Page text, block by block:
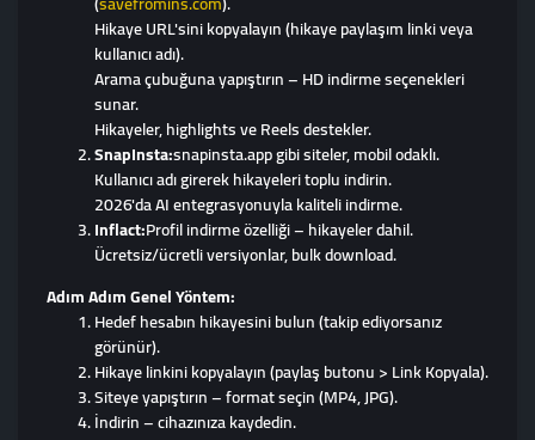
Hikaye URL'sini kopyalayın (hikaye paylaşım linki veya
kullanıcı adı).
Arama çubuğuna yapıştırın – HD indirme seçenekleri
sunar.
Hikayeler, highlights ve Reels destekler.
SnapInsta:snapinsta.app gibi siteler, mobil odaklı.
Kullanıcı adı girerek hikayeleri toplu indirin.
2026'da AI entegrasyonuyla kaliteli indirme.
Inflact:Profil indirme özelliği – hikayeler dahil.
Ücretsiz/ücretli versiyonlar, bulk download.
Adım Adım Genel Yöntem:
Hedef hesabın hikayesini bulun (takip ediyorsanız
görünür).
Hikaye linkini kopyalayın (paylaş butonu > Link Kopyala).
Siteye yapıştırın – format seçin (MP4, JPG).
İndirin – cihazınıza kaydedin.